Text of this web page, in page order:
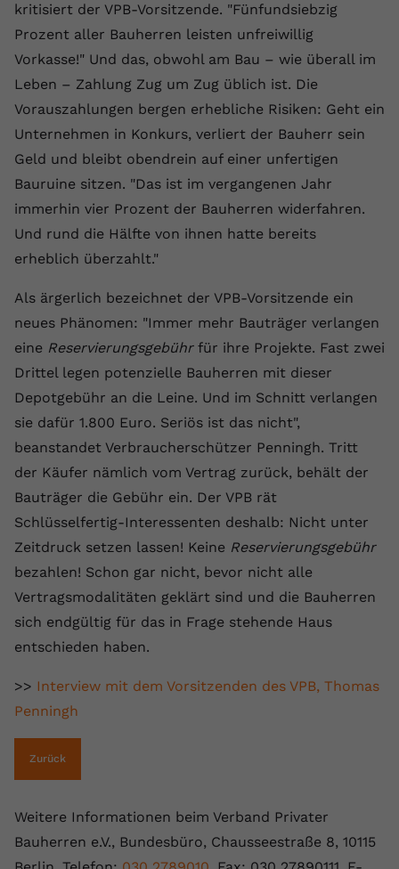
kritisiert der VPB-Vorsitzende. "Fünfundsiebzig
Prozent aller Bauherren leisten unfreiwillig
Vorkasse!" Und das, obwohl am Bau – wie überall im
Leben – Zahlung Zug um Zug üblich ist. Die
Vorauszahlungen bergen erhebliche Risiken: Geht ein
Unternehmen in Konkurs, verliert der Bauherr sein
Geld und bleibt obendrein auf einer unfertigen
Bauruine sitzen. "Das ist im vergangenen Jahr
immerhin vier Prozent der Bauherren widerfahren.
Und rund die Hälfte von ihnen hatte bereits
erheblich überzahlt."
Als ärgerlich bezeichnet der VPB-Vorsitzende ein
neues Phänomen: "Immer mehr Bauträger verlangen
eine Reservierungsgebührfür ihre Projekte. Fast zwei
Drittel legen potenzielle Bauherren mit dieser
Depotgebühr an die Leine. Und im Schnitt verlangen
sie dafür 1.800 Euro. Seriös ist das nicht",
beanstandet Verbraucherschützer Penningh. Tritt
der Käufer nämlich vom Vertrag zurück, behält der
Bauträger die Gebühr ein. Der VPB rät
Schlüsselfertig-Interessenten deshalb: Nicht unter
Zeitdruck setzen lassen! Keine Reservierungsgebühr
bezahlen! Schon gar nicht, bevor nicht alle
Vertragsmodalitäten geklärt sind und die Bauherren
sich endgültig für das in Frage stehende Haus
entschieden haben.
>> Interview mit dem Vorsitzenden des VPB, Thomas
Penningh
Zurück
Weitere Informationen beim Verband Privater
Bauherren e.V., Bundesbüro, Chausseestraße 8, 10115
Laufzeit Session
Dieser von YouTube gesetzte Cookie
registriert eine eindeutige ID, um
Daten darüber zu speichern, welche
gesehen hat.
Anbieter Youtube.com
Zweck
YouTube setzt diesen Cookie, um die
Videopräferenzen des Nutzers zu
speichern, der eingebettete YouTube-
Videos verwendet.